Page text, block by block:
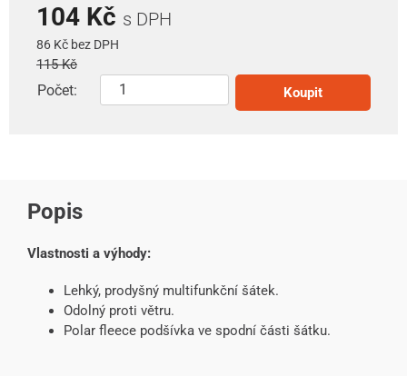
104 Kč s DPH
86 Kč bez DPH
115 Kč
Počet: Koupit
Popis
Vlastnosti a výhody:
Lehký, prodyšný multifunkční šátek.
Odolný proti větru.
Polar fleece podšívka ve spodní části šátku.